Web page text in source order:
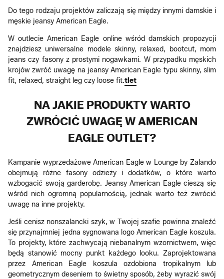
Do tego rodzaju projektów zaliczają się między innymi damskie i
męskie jeansy American Eagle.
W outlecie American Eagle online wśród damskich propozycji
znajdziesz uniwersalne modele skinny, relaxed, bootcut, mom
jeans czy fasony z prostymi nogawkami. W przypadku męskich
krojów zwróć uwagę na jeansy American Eagle typu skinny, slim
fit, relaxed, straight leg czy loose fit.tlet
NA JAKIE PRODUKTY WARTO
ZWRÓCIĆ UWAGĘ W AMERICAN
EAGLE OUTLET?
Kampanie wyprzedażowe American Eagle w Lounge by Zalando
obejmują różne fasony odzieży i dodatków, o które warto
wzbogacić swoją garderobę. Jeansy American Eagle cieszą się
wśród nich ogromną popularnością, jednak warto też zwrócić
uwagę na inne projekty.
Jeśli cenisz nonszalancki szyk, w Twojej szafie powinna znaleźć
się przynajmniej jedna sygnowana logo American Eagle koszula.
To projekty, które zachwycają niebanalnym wzornictwem, więc
będą stanowić mocny punkt każdego looku. Zaprojektowana
przez American Eagle koszula ozdobiona tropikalnym lub
geometrycznym deseniem to świetny sposób, żeby wyrazić swój